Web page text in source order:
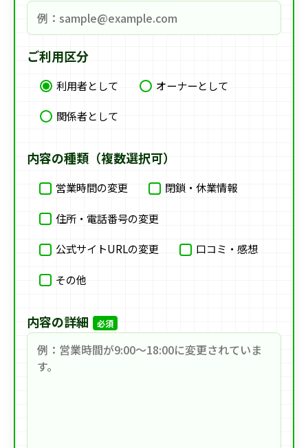
ご利用区分
利用者として
オーナーとして
関係者として
内容の種類（複数選択可）
営業時間の変更 閉鎖・休業情報
住所・電話番号の変更
公式サイトURLの変更 口コミ・感想
その他
内容の詳細 必須